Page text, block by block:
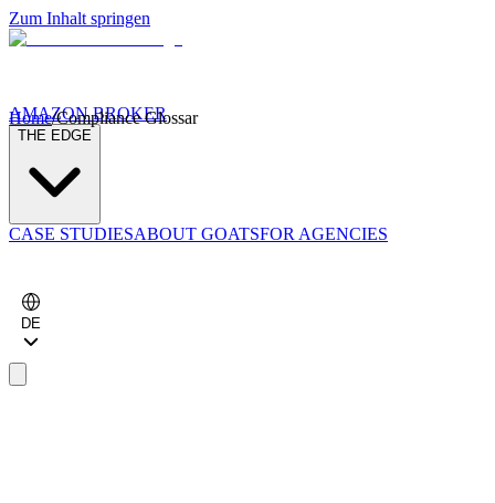
Zum Inhalt springen
AMAZON BROKER
THE EDGE
CASE STUDIESABOUT GOATSFOR AGENCIES
DE
Home/Compliance Glossar